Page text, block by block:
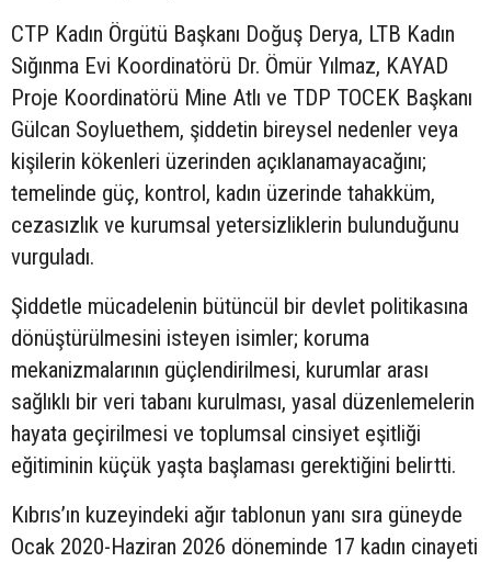
CTP Kadın Örgütü Başkanı Doğuş Derya, LTB Kadın
Sığınma Evi Koordinatörü Dr. Ömür Yılmaz, KAYAD
Proje Koordinatörü Mine Atlı ve TDP TOCEK Başkanı
Gülcan Soyluethem, şiddetin bireysel nedenler veya
kişilerin kökenleri üzerinden açıklanamayacağını;
temelinde güç, kontrol, kadın üzerinde tahakküm,
cezasızlık ve kurumsal yetersizliklerin bulunduğunu
vurguladı.
Şiddetle mücadelenin bütüncül bir devlet politikasına
dönüştürülmesini isteyen isimler; koruma
mekanizmalarının güçlendirilmesi, kurumlar arası
sağlıklı bir veri tabanı kurulması, yasal düzenlemelerin
hayata geçirilmesi ve toplumsal cinsiyet eşitliği
eğitiminin küçük yaşta başlaması gerektiğini belirtti.
Kıbrıs’ın kuzeyindeki ağır tablonun yanı sıra güneyde
Ocak 2020-Haziran 2026 döneminde 17 kadın cinayeti